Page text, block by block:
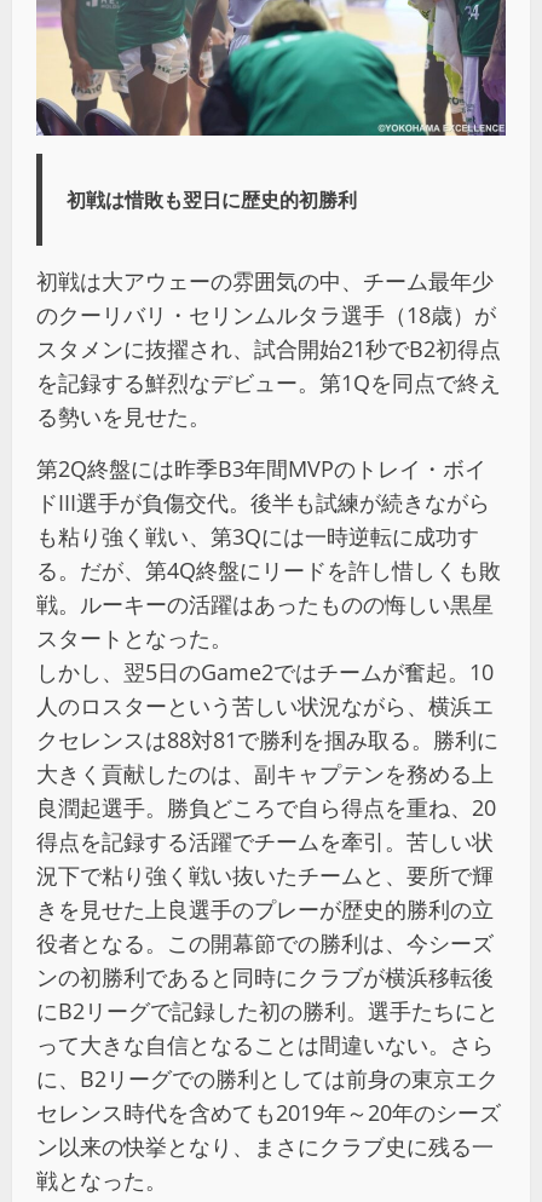
初戦は惜敗も翌日に歴史的初勝利
初戦は大アウェーの雰囲気の中、チーム最年少
のクーリバリ・セリンムルタラ選手（18歳）が
スタメンに抜擢され、試合開始21秒でB2初得点
を記録する鮮烈なデビュー。第1Qを同点で終え
る勢いを見せた。
第2Q終盤には昨季B3年間MVPのトレイ・ボイ
ドIII選手が負傷交代。後半も試練が続きながら
も粘り強く戦い、第3Qには一時逆転に成功す
る。だが、第4Q終盤にリードを許し惜しくも敗
戦。ルーキーの活躍はあったものの悔しい黒星
スタートとなった。
しかし、翌5日のGame2ではチームが奮起。10
人のロスターという苦しい状況ながら、横浜エ
クセレンスは88対81で勝利を掴み取る。勝利に
大きく貢献したのは、副キャプテンを務める上
良潤起選手。勝負どころで自ら得点を重ね、20
得点を記録する活躍でチームを牽引。苦しい状
況下で粘り強く戦い抜いたチームと、要所で輝
きを見せた上良選手のプレーが歴史的勝利の立
役者となる。この開幕節での勝利は、今シーズ
ンの初勝利であると同時にクラブが横浜移転後
にB2リーグで記録した初の勝利。選手たちにと
って大きな自信となることは間違いない。さら
に、B2リーグでの勝利としては前身の東京エク
セレンス時代を含めても2019年～20年のシーズ
ン以来の快挙となり、まさにクラブ史に残る一
戦となった。